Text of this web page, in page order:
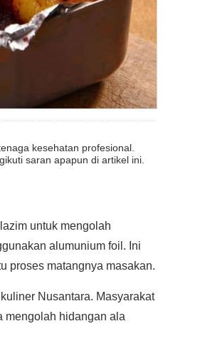
kesehatan profesional.
saran apapun di artikel ini.
untuk mengolah
alumunium foil. Ini
proses matangnya masakan.
Nusantara. Masyarakat
mengolah hidangan ala